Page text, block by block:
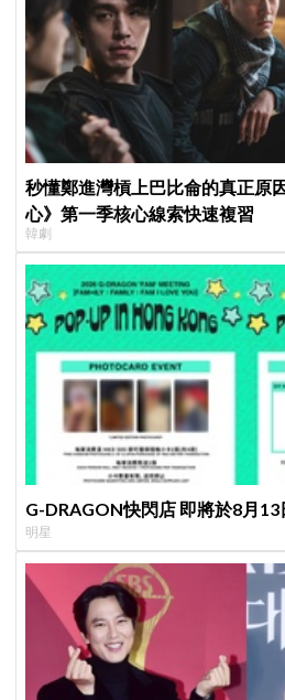
秒懂鄭進灣槓上巴比侖的真正原
心》第一季核心線索快速複習
韓劇
G-DRAGON快閃店 即將於8月
明星